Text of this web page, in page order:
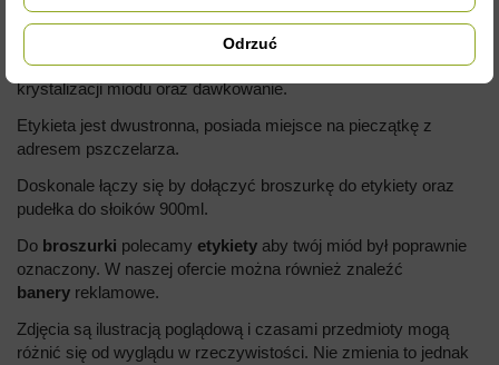
Broszurka która zawiera informacyjne na temat miodu
faceliowego. Jak powstaje oraz ciekawostki na temat życia
pszczół. Posiada również ważne informacje na temat
krystalizacji miodu oraz dawkowanie.
Etykieta jest dwustronna, posiada miejsce na pieczątkę z
adresem pszczelarza.
Doskonale łączy się by dołączyć broszurkę do etykiety oraz
pudełka do słoików 900ml.
Do broszurki polecamy etykiety aby twój miód był poprawnie
oznaczony. W naszej ofercie można również znaleźć
banery reklamowe.
Zdjęcia są ilustracją poglądową i czasami przedmioty mogą
różnić się od wyglądu w rzeczywistości. Nie zmienia to jednak
Odrzuć